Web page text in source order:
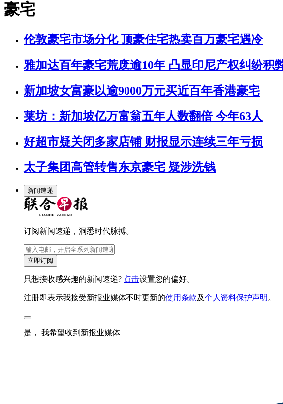
豪宅
伦敦豪宅市场分化 顶豪住宅热卖百万豪宅遇冷
雅加达百年豪宅荒废逾10年 凸显印尼产权纠纷积
新加坡女富豪以逾9000万元买近百年香港豪宅
莱坊：新加坡亿万富翁五年人数翻倍 今年63人
好超市疑关闭多家店铺 财报显示连续三年亏损
太子集团高管转售东京豪宅 疑涉洗钱
新闻速递
订阅新闻速递，洞悉时代脉搏。
立即订阅
只想接收感兴趣的新闻速递? 点击设置您的偏好。
注册即表示我接受新报业媒体不时更新的使用条款及个人资料保护声明 。
是， 我希望收到新报业媒体